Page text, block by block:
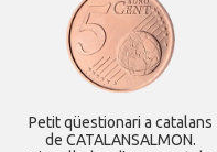
Petit qüestionari a catalans
de CATALANSALMON.